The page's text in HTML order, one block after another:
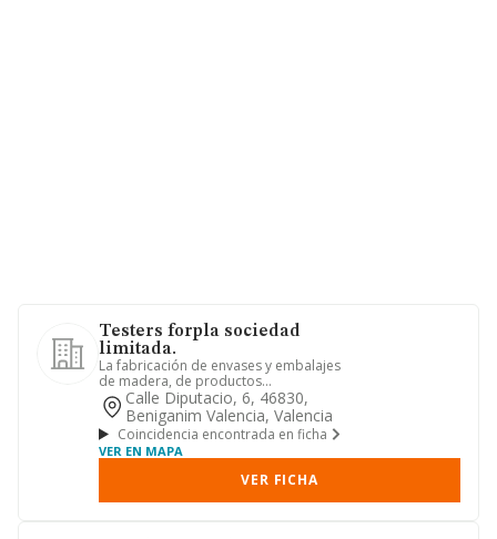
Testers forpla sociedad
limitada.
La fabricación de envases y embalajes
de madera, de productos
semielaborados de madera, tales
como ...
Calle Diputacio, 6, 46830,
Beniganim Valencia, Valencia
Coincidencia encontrada en ficha
VER EN MAPA
VER FICHA